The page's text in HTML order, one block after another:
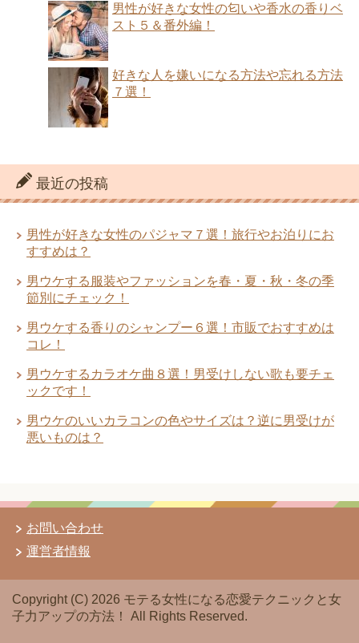
男性が好きな女性の匂いや香水の香りベ
スト５＆番外編！
好きな人を嫌いになる方法や忘れる方法
７選！
最近の投稿
男性が好きな女性のパジャマ７選！旅行やお泊りにお
すすめは？
男ウケする服装やファッションを春・夏・秋・冬の季
節別にチェック！
男ウケする香りのシャンプー６選！市販でおすすめは
コレ！
男ウケするカラオケ曲８選！男受けしない歌も要チェ
ックです！
男ウケのいいカラコンの色やサイズは？逆に男受けが
悪いものは？
お問い合わせ
運営者情報
Copyright (C) 2026 モテる女性になる恋愛テクニックと女
子力アップの方法！ All Rights Reserved.